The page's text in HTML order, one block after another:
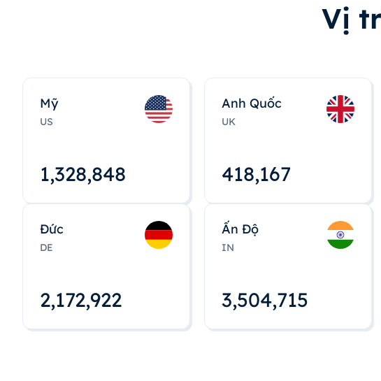
Vị
Mỹ
US
1,328,848
Anh Quốc
UK
418,167
Đức
DE
2,172,922
Ấn Độ
IN
3,504,715